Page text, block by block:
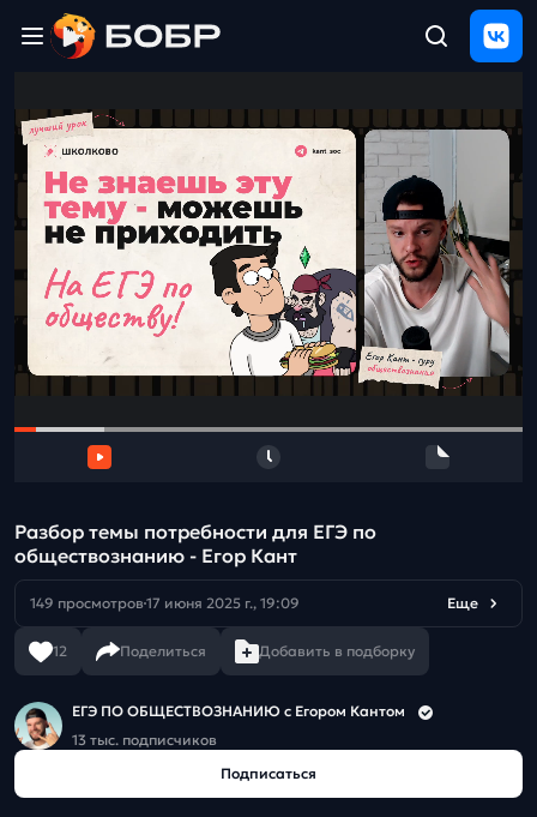
ЩЕЛЧОК
2026
Полезные
материалы
Проверка
Тех
поддержка
и
Разбор темы потребности для ЕГЭ по
обществознанию - Егор Кант
149 просмотров 17 июня 2025 г., 19:09 Еще
12 Поделиться Добавить в подборку
ЕГЭ ПО ОБЩЕСТВОЗНАНИЮ c Егором Кантом
13 тыс. подписчиков
Подписаться